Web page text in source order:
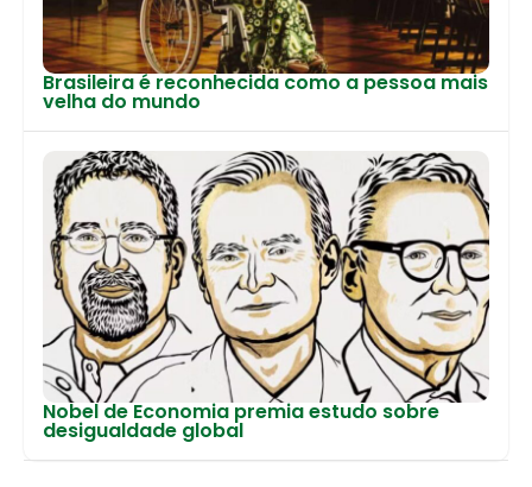
Brasileira é reconhecida como a pessoa mais
velha do mundo
Nobel de Economia premia estudo sobre
desigualdade global